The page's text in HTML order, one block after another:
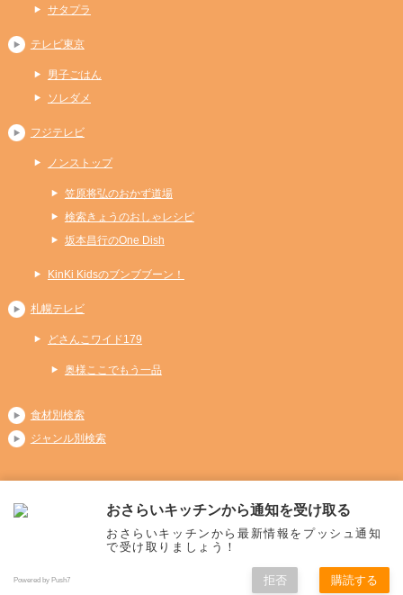
サタプラ
テレビ東京
男子ごはん
ソレダメ
フジテレビ
ノンストップ
笠原将弘のおかず道場
検索きょうのおしゃレシピ
坂本昌行のOne Dish
KinKi Kidsのブンブブーン！
札幌テレビ
どさんこワイド179
奥様ここでもう一品
食材別検索
ジャンル別検索
Copyright (C) 2026 おさらいキッチン
All Rights Reserved.
おさらいキッチンから通知を受け取る
おさらいキッチンから最新情報をプッシュ通知
で受け取りましょう！
Powered by Push7 拒否 購読する